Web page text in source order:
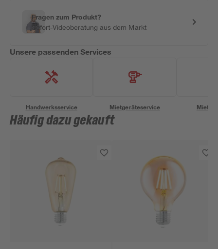
Fragen zum Produkt?
Sofort-Videoberatung aus dem Markt
Unsere passenden Services
Handwerksservice Mietgeräteservice
Häufig dazu gekauft